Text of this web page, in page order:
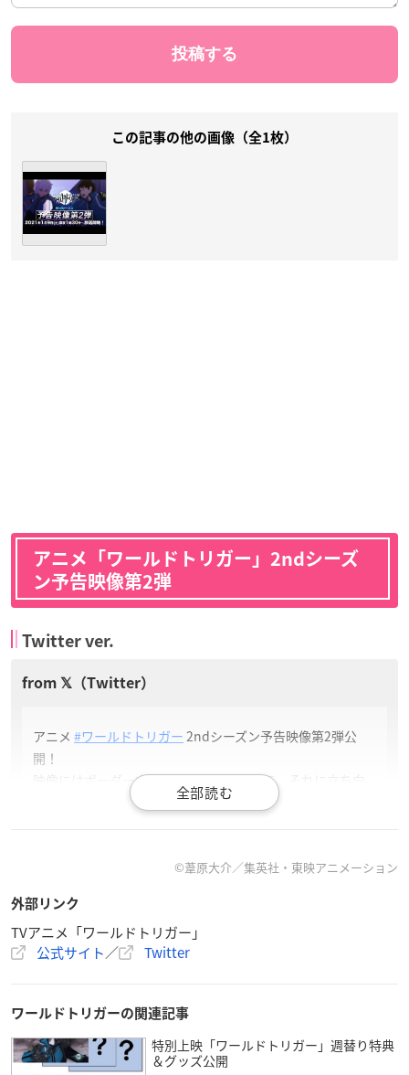
この記事の他の画像（全1枚）
アニメ「ワールドトリガー」2ndシーズ
ン予告映像第2弾
Twitter ver.
アニメ #ワールドトリガー 2ndシーズン予告映像第2弾公
開！
映像にはボーダー本部を襲撃するガロプラ、それに立ち向
かうボーダーの精鋭達、そしてB級ランク戦に挑む遊真と修
pic.twitter.com/juc7OlJJHP
ember 12, 2020
YouTube ver.
©葦原大介／集英社・東映アニメーション
外部リンク
TVアニメ「ワールドトリガー」
公式サイト／ Twitter
ワールドトリガーの関連記事
特別上映「ワールドトリガー」週替り特典
＆グッズ公開